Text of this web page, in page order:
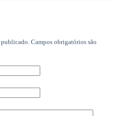
publicado. Campos obrigatórios são